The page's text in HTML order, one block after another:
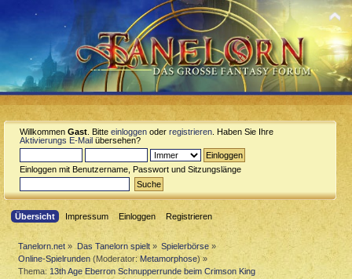
Willkommen Gast . Bitte einloggen oder registrieren . Haben Sie Ihre
Aktivierungs E-Mail übersehen?
Einloggen mit Benutzername, Passwort und Sitzungslänge
Übersicht Impressum Einloggen Registrieren
Tanelorn.net » Das Tanelorn spielt» Spielerbörse »
Online-Spielrunden (Moderator:Metamorphose) »
Thema: 13th Age Eberron Schnupperrunde beim Crimson King